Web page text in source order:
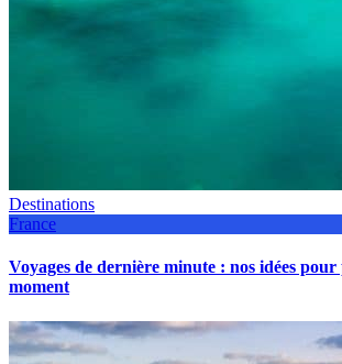
Destinations
France
Voyages de dernière minute : nos idées
moment